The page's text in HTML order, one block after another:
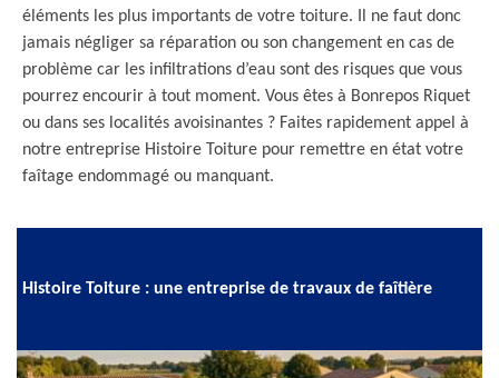
éléments les plus importants de votre toiture. Il ne faut donc
jamais négliger sa réparation ou son changement en cas de
problème car les infiltrations d’eau sont des risques que vous
pourrez encourir à tout moment. Vous êtes à Bonrepos Riquet
ou dans ses localités avoisinantes ? Faites rapidement appel à
notre entreprise Histoire Toiture pour remettre en état votre
faîtage endommagé ou manquant.
Histoire Toiture : une entreprise de travaux de faîtière